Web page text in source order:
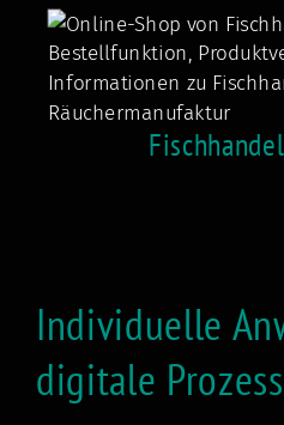
Individuelle
digitale